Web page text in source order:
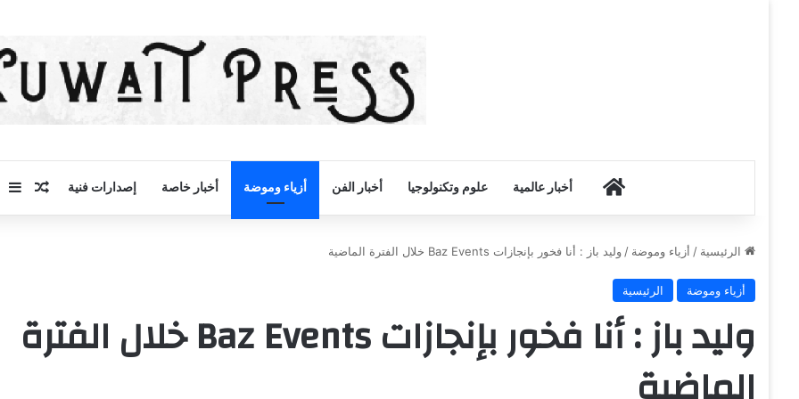
أخبار الكويت
أخبار عالمية علوم وتكنولوجيا أخبار الفن أزياء وموضة أخبار خاصة إصدارات فنية مقال
الرئيسية / أزياء وموضة / وليد باز : أنا فخور بإنجازات Baz Events خلال الفترة الماضية
أزياء وموضة الرئيسية
وليد باز : أنا فخور بإنجازات Baz Events خلال الفترة